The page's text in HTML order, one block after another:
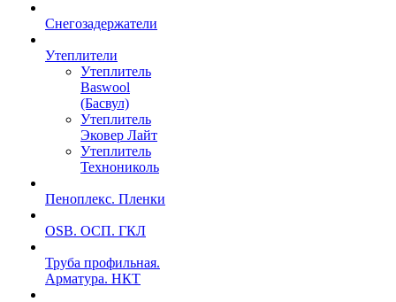
Снегозадержатели
Утеплители
Утеплитель
Baswool
(Басвул)
Утеплитель
Эковер Лайт
Утеплитель
Технониколь
Пеноплекс. Пленки
OSB. ОСП. ГКЛ
Труба профильная.
Арматура. НКТ